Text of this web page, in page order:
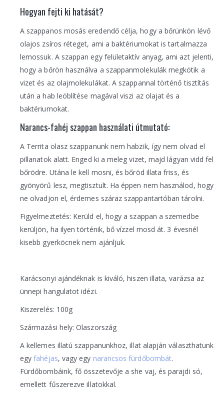
Hogyan fejti ki hatását?
A szappanos mosás eredendő célja, hogy a bőrünkön lévő
olajos zsíros réteget, ami a baktériumokat is tartalmazza
lemossuk. A szappan egy felületaktív anyag, ami azt jelenti,
hogy a bőrön használva a szappanmolekulák megkötik a
vizet és az olajmolekulákat. A szappannal történő tisztítás
után a hab leöblítése magával viszi az olajat és a
baktériumokat.
Narancs-fahéj szappan használati útmutató:
A Territa olasz szappanunk nem habzik, így nem olvad el
pillanatok alatt. Enged ki a meleg vizet, majd lágyan vidd fel
bőrödre. Utána le kell mosni, és bőröd illata friss, és
gyönyörű lesz, megtisztult. Ha éppen nem használod, hogy
ne olvadjon el, érdemes száraz szappantartóban tárolni.
Figyelmeztetés: Kerüld el, hogy a szappan a szemedbe
kerüljön, ha ilyen történik, bő vízzel mosd át. 3 évesnél
kisebb gyerköcnek nem ajánljuk.
Karácsonyi ajándéknak is kiváló, hiszen illata, varázsa az
ünnepi hangulatot idézi.
Kiszerelés: 100g
Származási hely: Olaszország
A kellemes illatú szappanunkhoz, illat alapján választhatunk
egyfahéjas, vagy egy narancsos fürdőbombát.
Fürdőbombáink, fő összetevője a she vaj, és parajdi só,
emellett fűszerezve illatokkal.